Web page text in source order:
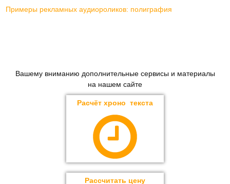
Примеры рекламных аудиороликов: полиграфия
Вашему вниманию дополнительные сервисы и материалы
на нашем сайте
Расчёт хроно текста
Рассчитать цену